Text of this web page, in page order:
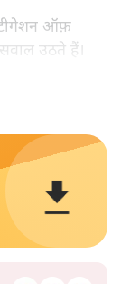
ऑफ़
उठते हैं।